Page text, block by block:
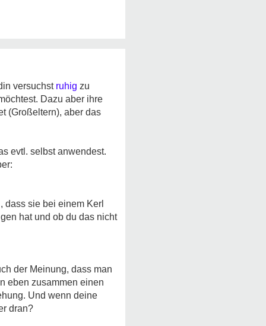
versuchst ruhig zu
Dazu aber ihre
(Großeltern), aber das
evtl. selbst anwendest.
dass sie bei einem Kerl
hat und ob du das nicht
der Meinung, dass man
eben zusammen einen
Und wenn deine
dran?